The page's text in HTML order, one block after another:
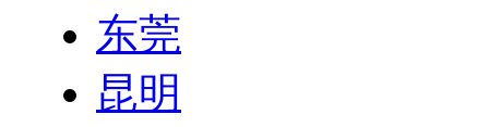
东莞
昆明